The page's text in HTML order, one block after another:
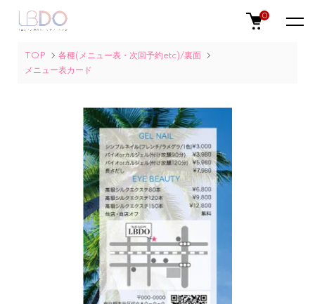
0
TOP
各種(メニュー表・次回予約etc)/裏面
メニュー表カード